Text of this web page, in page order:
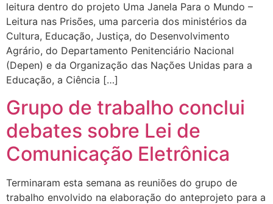
leitura dentro do projeto Uma Janela Para o Mundo –
Leitura nas Prisões, uma parceria dos ministérios da
Cultura, Educação, Justiça, do Desenvolvimento
Agrário, do Departamento Penitenciário Nacional
(Depen) e da Organização das Nações Unidas para a
Educação, a Ciência […]
Grupo de trabalho conclui
debates sobre Lei de
Comunicação Eletrônica
Terminaram esta semana as reuniões do grupo de
trabalho envolvido na elaboração do anteprojeto para a